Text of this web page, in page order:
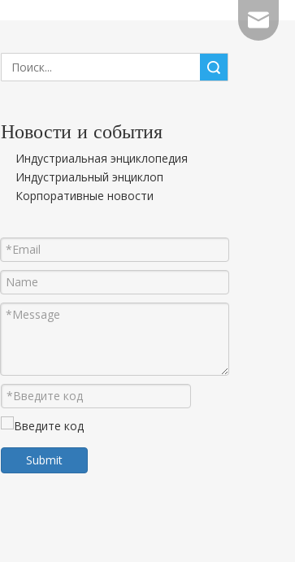
Новости и события
Индустриальная энциклопедия
Индустриальный энциклоп
Корпоративные новости
Submit